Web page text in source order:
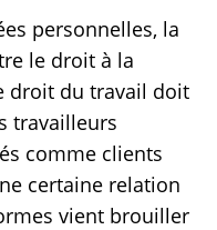
personnelles, la
le droit à la
droit du travail doit
travailleurs
comme clients
certaine relation
vient brouiller